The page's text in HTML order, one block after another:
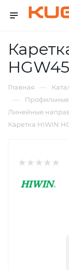
Главная —
—
Линейные
Каретка HIWIN